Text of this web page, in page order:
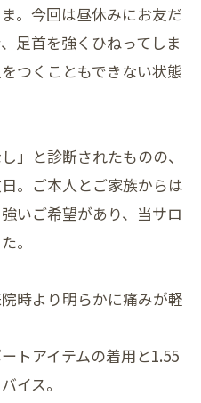
。今回は昼休みにお友だ
足首を強くひねってしま
つくこともできない状態
」と診断されたものの、
。ご本人とご家族からは
いご希望があり、当サロ
。
時より明らかに痛みが軽
トアイテムの着用と1.55
イス。